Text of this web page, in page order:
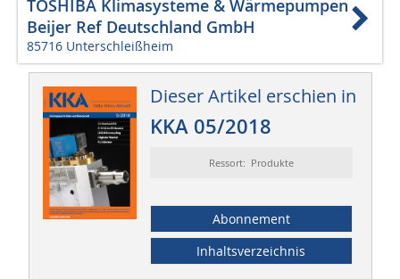
TOSHIBA Klimasysteme & Wärmepumpen
Beijer Ref Deutschland GmbH
85716 Unterschleißheim
Dieser Artikel erschien in
KKA 05/2018
Ressort: Produkte
Abonnement
Inhaltsverzeichnis